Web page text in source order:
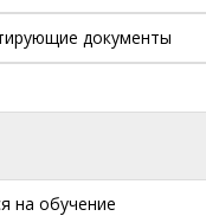
документы
на обучение